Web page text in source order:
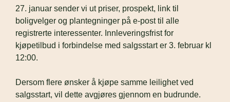
27. januar sender vi ut priser, prospekt, link til
boligvelger og plantegninger på e-post til alle
registrerte interessenter. Innleveringsfrist for
kjøpetilbud i forbindelse med salgsstart er 3. februar kl
12:00.
Dersom flere ønsker å kjøpe samme leilighet ved
salgsstart, vil dette avgjøres gjennom en budrunde.